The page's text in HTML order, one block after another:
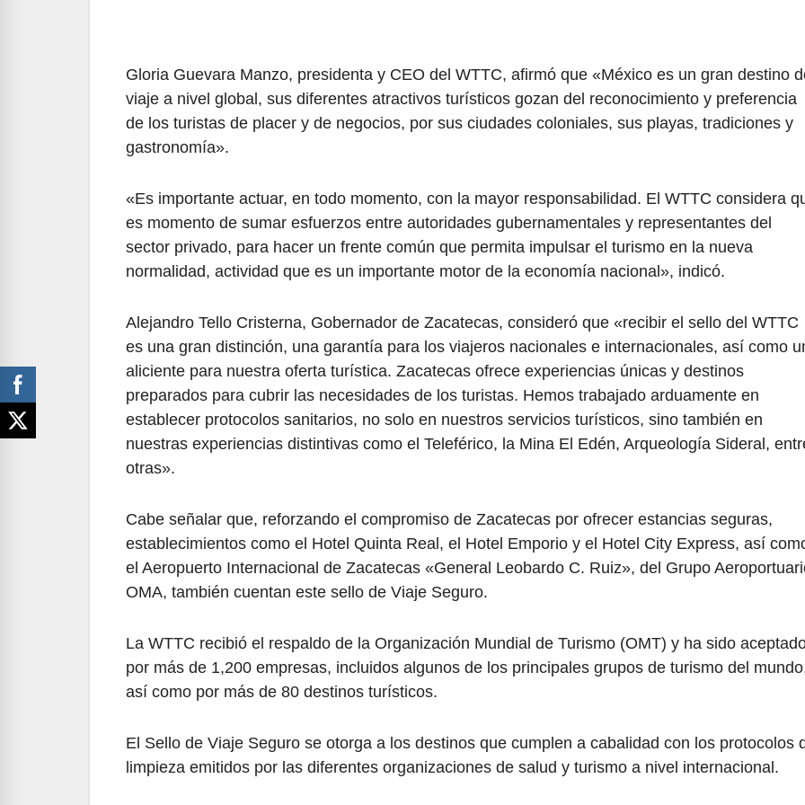
Gloria Guevara Manzo, presidenta y CEO del WTTC, afirmó que «México es un gran destino
viaje a nivel global, sus diferentes atractivos turísticos gozan del reconocimiento y preferencia
de los turistas de placer y de negocios, por sus ciudades coloniales, sus playas, tradiciones y
gastronomía».
«Es importante actuar, en todo momento, con la mayor responsabilidad. El WTTC considera
es momento de sumar esfuerzos entre autoridades gubernamentales y representantes del
sector privado, para hacer un frente común que permita impulsar el turismo en la nueva
normalidad, actividad que es un importante motor de la economía nacional», indicó.
Alejandro Tello Cristerna, Gobernador de Zacatecas, consideró que «recibir el sello del WTTC
es una gran distinción, una garantía para los viajeros nacionales e internacionales, así como
aliciente para nuestra oferta turística. Zacatecas ofrece experiencias únicas y destinos
preparados para cubrir las necesidades de los turistas. Hemos trabajado arduamente en
establecer protocolos sanitarios, no solo en nuestros servicios turísticos, sino también en
nuestras experiencias distintivas como el Teleférico, la Mina El Edén, Arqueología Sideral,
otras».
Cabe señalar que, reforzando el compromiso de Zacatecas por ofrecer estancias seguras,
establecimientos como el Hotel Quinta Real, el Hotel Emporio y el Hotel City Express, así
el Aeropuerto Internacional de Zacatecas «General Leobardo C. Ruiz», del Grupo
OMA, también cuentan este sello de Viaje Seguro.
La WTTC recibió el respaldo de la Organización Mundial de Turismo (OMT) y ha sido
por más de 1,200 empresas, incluidos algunos de los principales grupos de turismo del
así como por más de 80 destinos turísticos.
El Sello de Viaje Seguro se otorga a los destinos que cumplen a cabalidad con los protocolos
limpieza emitidos por las diferentes organizaciones de salud y turismo a nivel internacional.